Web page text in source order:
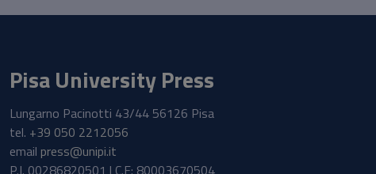
Pisa University Press
Lungarno Pacinotti 43/44 56126 Pisa
tel. +39 050 2212056
email press@unipi.it
P.I. 00286820501 | C.F: 80003670504